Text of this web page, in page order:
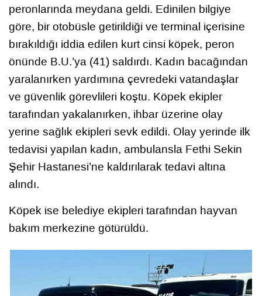
peronlarında meydana geldi. Edinilen bilgiye
göre, bir otobüsle getirildiği ve terminal içerisine
bırakıldığı iddia edilen kurt cinsi köpek, peron
önünde B.U.’ya (41) saldırdı. Kadın bacağından
yaralanırken yardımına çevredeki vatandaşlar
ve güvenlik görevlileri koştu. Köpek ekipler
tarafından yakalanırken, ihbar üzerine olay
yerine sağlık ekipleri sevk edildi. Olay yerinde ilk
tedavisi yapılan kadın, ambulansla Fethi Sekin
Şehir Hastanesi’ne kaldırılarak tedavi altına
alındı.
Köpek ise belediye ekipleri tarafından hayvan
bakım merkezine götürüldü.